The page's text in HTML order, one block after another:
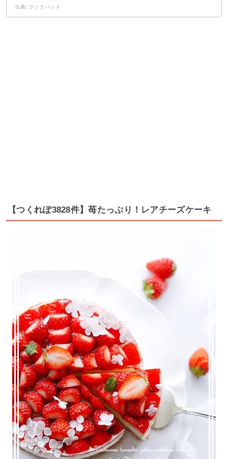
出典: クックパッド
【つくれぽ3828件】苺たっぷり！レアチーズケーキ